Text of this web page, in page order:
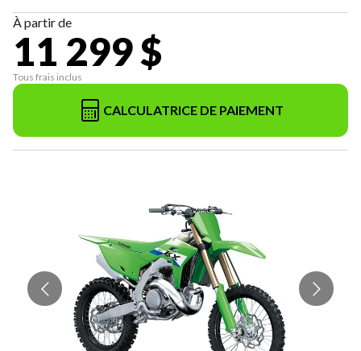
À partir de
11 299 $
Tous frais inclus
CALCULATRICE DE PAIEMENT